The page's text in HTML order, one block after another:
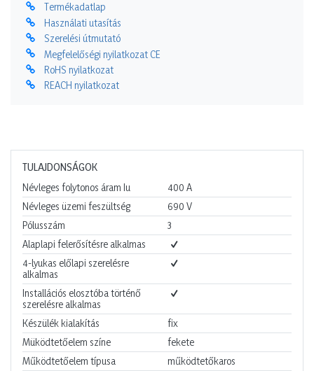
Termékadatlap
Használati utasítás
Szerelési útmutató
Megfelelőségi nyilatkozat CE
RoHS nyilatkozat
REACH nyilatkozat
TULAJDONSÁGOK
Névleges folytonos áram Iu
400 A
Névleges üzemi feszültség
690 V
Pólusszám
3
Alaplapi felerősítésre alkalmas
4-lyukas előlapi szerelésre
alkalmas
Installációs elosztóba történő
szerelésre alkalmas
Készülék kialakítás
fix
Müködtetőelem színe
fekete
Működtetőelem típusa
működtetőkaros